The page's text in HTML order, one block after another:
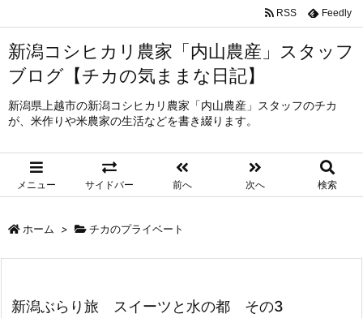
新潟コシヒカリ農家「内山農産」スタッフ
ブログ【チカの気ままな日記】
新潟県上越市の新潟コシヒカリ農家「内山農産」スタッフのチカ
が、米作りや米農家の生活などを書き綴ります。
メニュー サイドバー 前へ 次へ 検索
RSS Feedly
ホーム > チカのプライベート
新潟ぶらり旅 スイーツと水の都 その3